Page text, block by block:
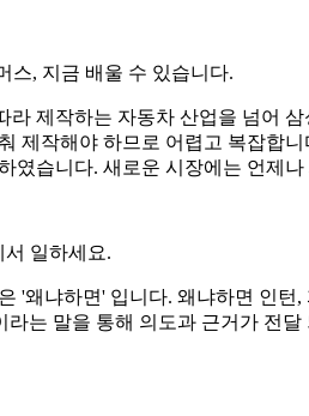
스, 지금 배울 수 있습니다.
제작하는 자동차 산업을 넘어
제작해야 하므로 어렵고 복잡합
였습니다. 새로운 시장에는 언제
서 일하세요.
'왜냐하면' 입니다. 왜냐하면 인
라는 말을 통해 의도과 근거가 전